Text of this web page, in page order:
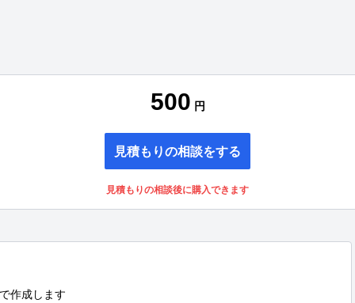
500 円
見積もりの相談をする
見積もりの相談後に購入できます
作成します